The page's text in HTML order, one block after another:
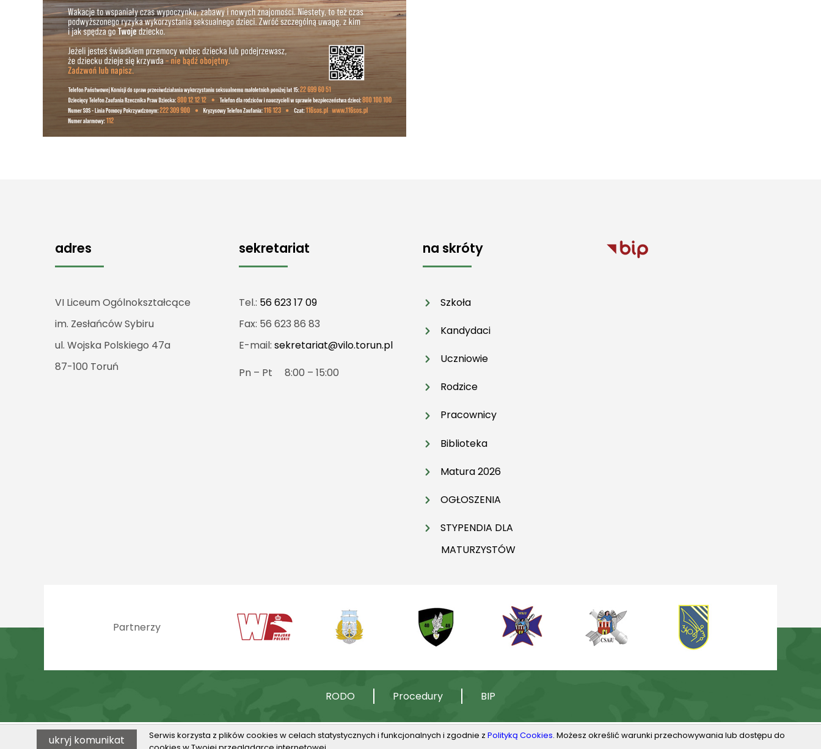
adres
VI Liceum Ogólnokształcące
im. Zesłańców Sybiru
ul. Wojska Polskiego 47a
87-100 Toruń
sekretariat
Tel.: 56 623 17 09
Fax: 56 623 86 83
E-mail: sekretariat@vilo.torun.pl
Pn – Pt 8:00 – 15:00
na skróty
Szkoła
Kandydaci
Uczniowie
Rodzice
Pracownicy
Biblioteka
Matura 2026
OGŁOSZENIA
STYPENDIA DLA
MATURZYSTÓW
Partnerzy
RODO Procedury BIP
© 2026 VILO w Toruniu Projektowanie stron Toruń
Serwis korzysta z plików cookies w celach statystycznych i funkcjonalnych i zgodnie z Polityką Cookies. Możesz określić warunki przechowywania lub dostępu do
ukryj komunikat